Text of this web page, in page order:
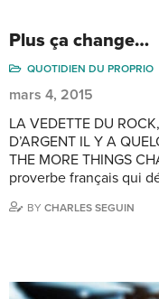
Plus ça change…
QUOTIDIEN DU PROPRIO
mars 4, 2015
LA VEDETTE DU
D’ARGENT IL Y A
THE MORE THINGS
proverbe français qui
BY CHARLES SEGUIN